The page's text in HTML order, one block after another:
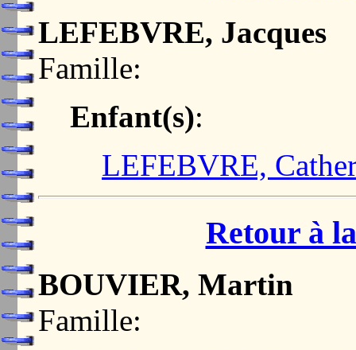
LEFEBVRE, Jacques
Famille:
Enfant(s):
LEFEBVRE,
Retour à
BOUVIER, Martin
Famille: